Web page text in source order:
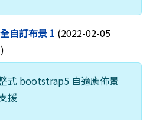
自訂布景 1 (2022-02-05
式 bootstrap5 自適應佈景
援